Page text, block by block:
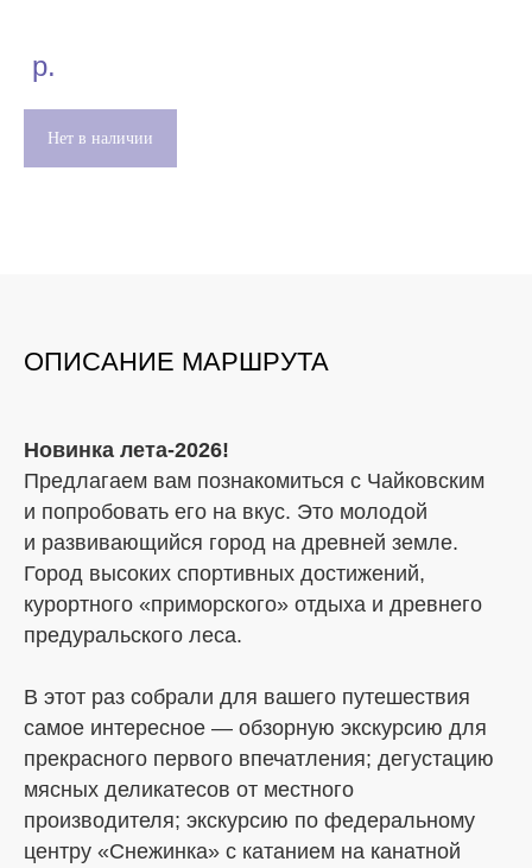
р.
Нет в наличии
ОПИСАНИЕ МАРШРУТА
Новинка лета-2026!
Предлагаем вам познакомиться с Чайковским
и попробовать его на вкус. Это молодой
и развивающийся город на древней земле.
Город высоких спортивных достижений,
курортного «приморского» отдыха и древнего
предуральского леса.
В этот раз собрали для вашего путешествия
самое интересное — обзорную экскурсию для
прекрасного первого впечатления; дегустацию
мясных деликатесов от местного
производителя; экскурсию по федеральному
центру «Снежинка» с катанием на канатной